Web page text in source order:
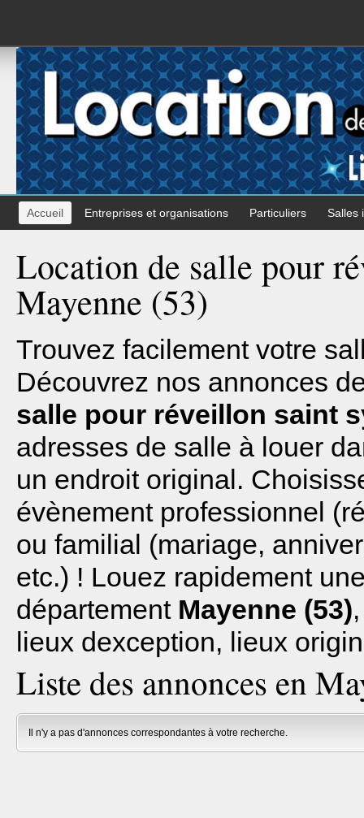
Accueil Entreprises et organisations Particuliers Salles
Location de salle pour
Mayenne (53)
Trouvez facilement votre
Découvrez nos annonces
salle pour réveillon saint
adresses de salle à louer
un endroit original.
évènement professionnel
ou familial (mariage,
etc.) ! Louez rapidement
département Mayenne (53)
lieux dexception, lieux
Liste des annonces en
Il n'y a pas d'annonces correspondantes à votre recherche.